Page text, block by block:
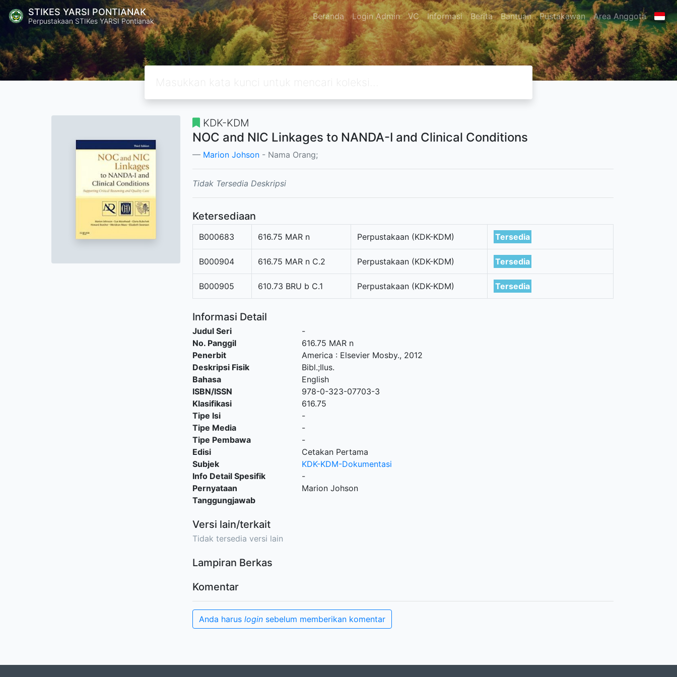
STIKES YARSI PONTIANAK
Perpustakaan STIKes YARSI Pontianak Beranda Login Admin VC Informasi Berita Bantuan Pustakawan Area Anggota
KDK-KDM
NOC and NIC Linkages to NANDA-I and Clinical Conditions
Marion Johson - Nama Orang;
Tidak Tersedia Deskripsi
Ketersediaan
B000683 616.75 MAR n Perpustakaan (KDK-KDM) Tersedia
B000904 616.75 MAR n C.2 Perpustakaan (KDK-KDM) Tersedia
B000905 610.73 BRU b C.1 Perpustakaan (KDK-KDM) Tersedia
Informasi Detail
Judul Seri
-
No. Panggil
616.75 MAR n
Penerbit
America : Elsevier Mosby., 2012
Deskripsi Fisik
Bibl.;Ilus.
Bahasa
English
ISBN/ISSN
978-0-323-07703-3
Klasifikasi
616.75
Tipe Isi
-
Tipe Media
-
Tipe Pembawa
-
Edisi
Cetakan Pertama
Subjek
KDK-KDM-Dokumentasi
Info Detail Spesifik
-
Pernyataan
Tanggungjawab
Marion Johson
Versi lain/terkait
Tidak tersedia versi lain
Lampiran Berkas
Komentar
Anda harus login sebelum memberikan komentar